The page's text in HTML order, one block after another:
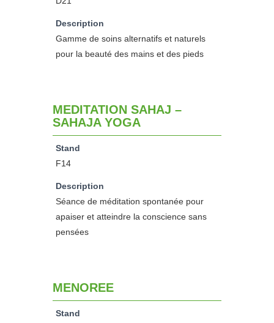
Description
Gamme de soins alternatifs et naturels
pour la beauté des mains et des pieds
MEDITATION SAHAJ –
SAHAJA YOGA
Stand
F14
Description
Séance de méditation spontanée pour
apaiser et atteindre la conscience sans
pensées
MENOREE
Stand